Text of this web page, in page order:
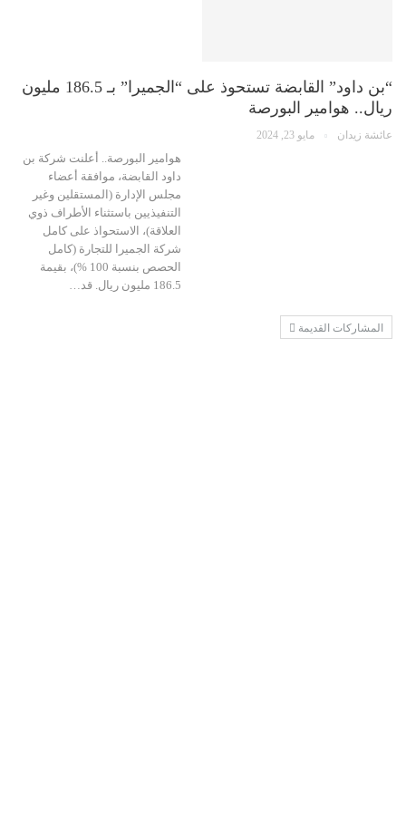
“بن داود” القابضة تستحوذ على “الجميرا” بـ 186.5 مليون
ريال.. هوامير البورصة
عائشة زيدان مايو 23, 2024
هوامير البورصة.. أعلنت شركة بن
داود القابضة، موافقة أعضاء
مجلس الإدارة (المستقلين وغير
التنفيذيين باستثناء الأطراف ذوي
العلاقة)، الاستحواذ على كامل
شركة الجميرا للتجارة (كامل
الحصص بنسبة 100 %)، بقيمة
186.5 مليون ريال. قد…
المشاركات القديمة